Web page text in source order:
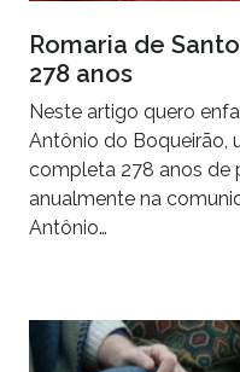
Romaria de
278 anos
Neste artigo quero
Antônio do Boqueirão,
completa 278 anos de
anualmente na
Antônio…